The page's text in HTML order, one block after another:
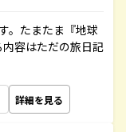
。たまたま『地球
容はただの旅日記
詳細を見る